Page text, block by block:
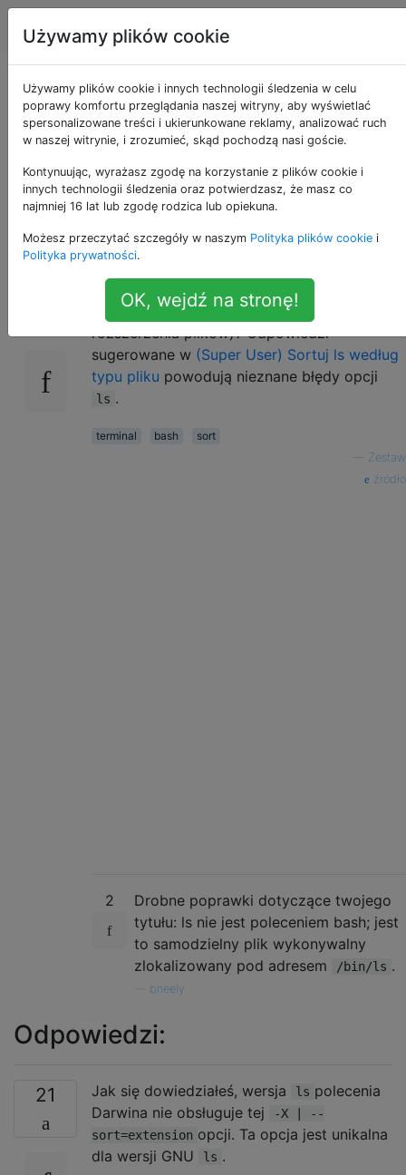
Apple Tagi
Sortuj polecenia ls
według typu pliku
(np. Katalogów i
rozszerzenia pliku)
Jak wykonać ls
sortowanie według typu
pliku (np. Najpierw katalogów, a następnie
rozszerzenia plików)? Odpowiedzi
sugerowane w (Super User) Sortuj ls według
typu pliku powodują nieznane błędy opcji
ls .
terminal bash
sort
Zestaw
źródło
2
Drobne poprawki dotyczące twojego
tytułu: ls nie jest poleceniem bash; jest
to samodzielny plik wykonywalny
zlokalizowany pod adresem
/bin/ls .
bneely
Odpowiedzi:
21 Jak się dowiedziałeś, wersja ls polecenia
Darwina nie obsługuje tej
-X | --
sort=extension opcji. Ta opcja jest unikalna
dla wersji GNU
ls .
Używamy plików cookie
Używamy plików cookie i innych technologii śledzenia w celu
poprawy komfortu przeglądania naszej witryny, aby wyświetlać
spersonalizowane treści i ukierunkowane reklamy, analizować ruch
w naszej witrynie, i zrozumieć, skąd pochodzą nasi goście.
Kontynuując, wyrażasz zgodę na korzystanie z plików cookie i
innych technologii śledzenia oraz potwierdzasz, że masz co
najmniej 16 lat lub zgodę rodzica lub opiekuna.
Możesz przeczytać szczegóły w naszym Polityka plików cookie i
Polityka prywatności.
OK, wejdź na stronę!